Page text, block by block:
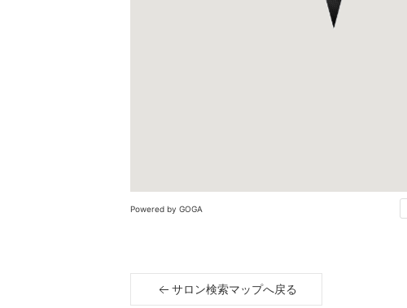
Powered by GOGA
サロン検索マップへ戻る